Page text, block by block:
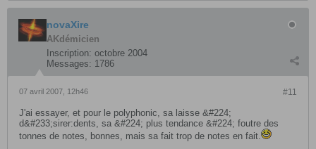
novaXire
AKdémicien
Inscription: octobre 2004
Messages: 1786
#11
07 avril 2007, 12h46
J'ai essayer, et pour le polyphonic, sa laisse &#224;
d&#233;sirer:dents, sa &#224; plus tendance &#224; foutre des
tonnes de notes, bonnes, mais sa fait trop de notes en fait.